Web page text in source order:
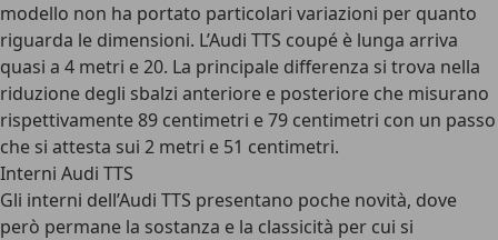
modello non ha portato particolari variazioni per quanto
riguarda le dimensioni. L’Audi TTS coupé è lunga arriva
quasi a 4 metri e 20. La principale differenza si trova nella
riduzione degli sbalzi anteriore e posteriore che misurano
rispettivamente 89 centimetri e 79 centimetri con un passo
che si attesta sui 2 metri e 51 centimetri.
Interni Audi TTS
Gli interni dell’Audi TTS presentano poche novità, dove
però permane la sostanza e la classicità per cui si